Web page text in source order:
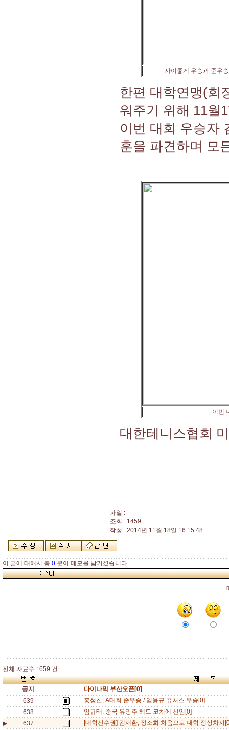
사이좋게 우승과 준우
한편 대학연맹(회
워주기 위해 11월
이번 대회 우승자
훈을 파견하며 모
이번
대한테니스협회
파일 :
조회 : 1459
작성 : 2014년 11월 18일 16:15:48
이 글에 대해서 총 0 분이 메모를 남기셨습니다.
전체 자료수 : 659 건
공지
다이나믹 부산오픈[0]
639
홍성찬, A대회 준우승 / 임용규 퓨처스 우승[0]
638
임규태, 중국 유망주 헤드 코치에 선임[0]
▶
637
[대학선수권] 김재환, 정소희 처음으로 대학 정상차지